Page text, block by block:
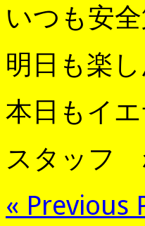
いつも安全
明日も楽
本日もイ
スタッフ
« Previous